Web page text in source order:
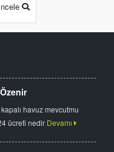
havuz mevcutmu
ücreti nedir Devamı